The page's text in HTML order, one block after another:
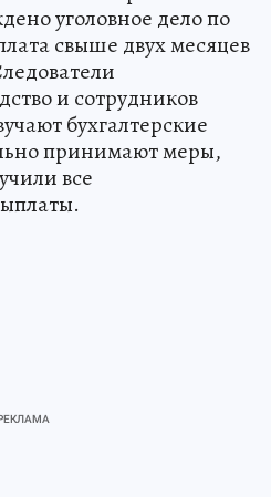
уголовное дело по
свыше двух месяцев
и сотрудников
бухгалтерские
принимают меры,
все